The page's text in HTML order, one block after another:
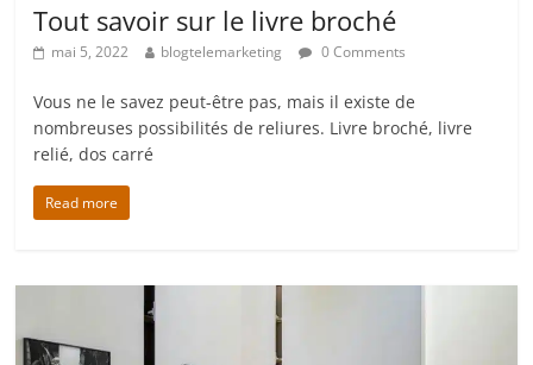
Tout savoir sur le livre broché
mai 5, 2022 blogtelemarketing 0 Comments
Vous ne le savez peut-être pas, mais il existe de
nombreuses possibilités de reliures. Livre broché, livre
relié, dos carré
Read more